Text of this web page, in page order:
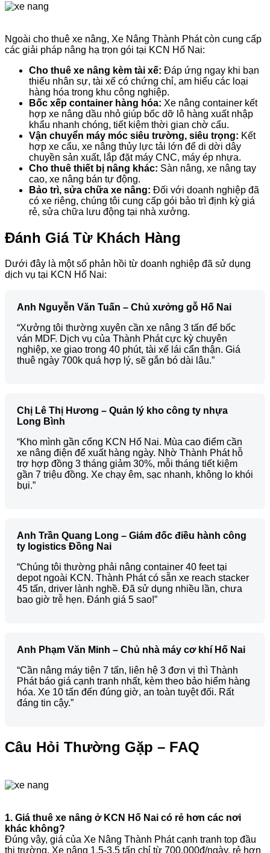
Ngoài cho thuê xe nâng, Xe Nâng Thành Phát còn cung cấp
các giải pháp nâng hạ trọn gói tại KCN Hố Nai:
Cho thuê xe nâng kèm tài xế: Đáp ứng ngay khi bạn
thiếu nhân sự, tài xế có chứng chỉ, am hiểu các loại
hàng hóa trong khu công nghiệp.
Bốc xếp container hàng hóa: Xe nâng container kết
hợp xe nâng dầu nhỏ giúp bốc dỡ lô hàng xuất nhập
khẩu nhanh chóng, tiết kiệm thời gian chờ cẩu.
Vận chuyển máy móc siêu trường, siêu trọng: Kết
hợp xe cẩu, xe nâng thủy lực tải lớn để di dời dây
chuyền sản xuất, lắp đặt máy CNC, máy ép nhựa.
Cho thuê thiết bị nâng khác: Sàn nâng, xe nâng tay
cao, xe nâng bán tự động.
Bảo trì, sửa chữa xe nâng: Đối với doanh nghiệp đã
có xe riêng, chúng tôi cung cấp gói bảo trì định kỳ giá
rẻ, sửa chữa lưu động tại nhà xưởng.
Đánh Giá Từ Khách Hàng
Dưới đây là một số phản hồi từ doanh nghiệp đã sử dụng
dịch vụ tại KCN Hố Nai:
Anh Nguyễn Văn Tuấn – Chủ xưởng gỗ Hố Nai
“Xưởng tôi thường xuyên cần xe nâng 3 tấn để bốc
ván MDF. Dịch vụ của Thành Phát cực kỳ chuyên
nghiệp, xe giao trong 40 phút, tài xế lái cẩn thận. Giá
thuê ngày 700k quá hợp lý, sẽ gắn bó dài lâu.”
Chị Lê Thị Hương – Quản lý kho công ty nhựa
Long Bình
“Kho mình gần cổng KCN Hố Nai. Mùa cao điểm cần
xe nâng điện để xuất hàng ngày. Nhờ Thành Phát hỗ
trợ hợp đồng 3 tháng giảm 30%, mỗi tháng tiết kiệm
gần 7 triệu đồng. Xe chạy êm, sạc nhanh, không lo khói
bụi.”
Anh Trần Quang Long – Giám đốc điều hành công
ty logistics Đồng Nai
“Chúng tôi thường phải nâng container 40 feet tại
depot ngoài KCN. Thành Phát có sẵn xe reach stacker
45 tấn, driver lành nghề. Đã sử dụng nhiều lần, chưa
bao giờ trễ hẹn. Đánh giá 5 sao!”
Anh Phạm Văn Minh – Chủ nhà máy cơ khí Hố Nai
“Cần nâng máy tiện 7 tấn, liên hệ 3 đơn vị thì Thành
Phát báo giá cạnh tranh nhất, kèm theo bảo hiểm hàng
hóa. Xe 10 tấn đến đúng giờ, an toàn tuyệt đối. Rất
đáng tin cậy.”
Câu Hỏi Thường Gặp – FAQ
1. Giá thuê xe nâng ở KCN Hố Nai có rẻ hơn các nơi
khác không?
Đúng vậy, giá của Xe Nâng Thành Phát cạnh tranh top đầu
thị trường. Xe nâng 1.5-3.5 tấn chỉ từ 700.000đ/ngày, rẻ hơn